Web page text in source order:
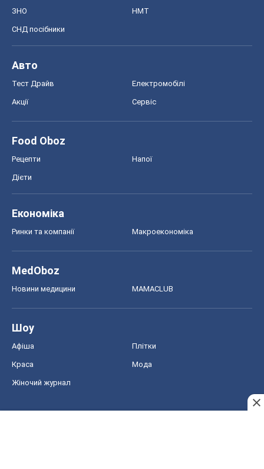
ЗНО НМТ
СНД посібники
Авто
Тест Драйв Електромобілі
Акції Сервіс
Food Oboz
Рецепти Напої
Дієти
Економіка
Ринки та компанії Макроекономіка
MedOboz
Новини медицини MAMACLUB
Шоу
Афіша Плітки
Краса Мода
Жіночий журнал